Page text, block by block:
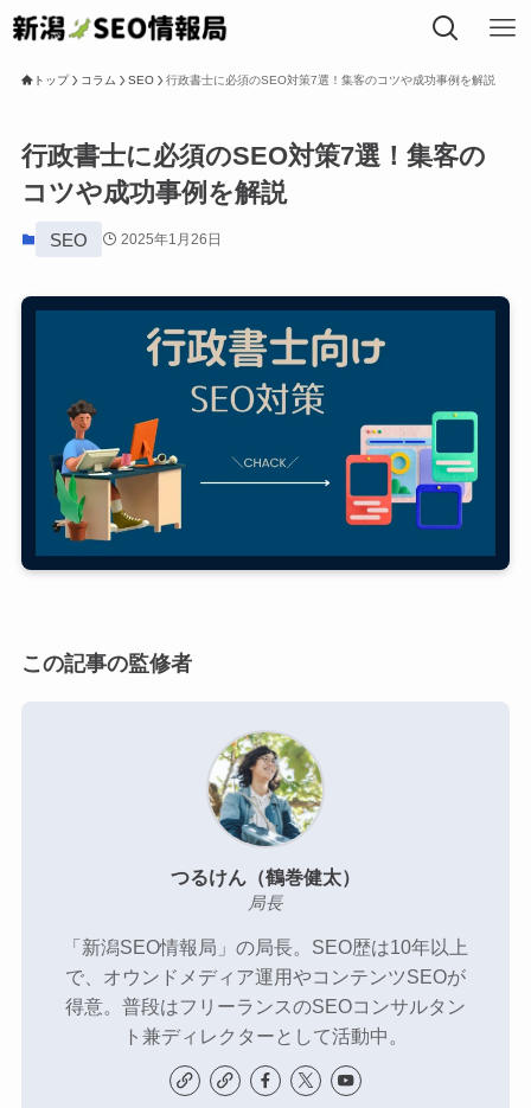
トップ
事業内容
局長プロフィール
新潟SEO情報局のメンバー
トップ コラム SEO 行政書士に必須のSEO対策7選！集客のコツや成功事例を解説
行政書士に必須のSEO対策7選！集客の
コツや成功事例を解説
SEO 2025年1月26日
この記事の監修者
つるけん（鶴巻健太）
局長
「新潟SEO情報局」の局長。SEO歴は10年以上
で、オウンドメディア運用やコンテンツSEOが
得意。普段はフリーランスのSEOコンサルタン
ト兼ディレクターとして活動中。